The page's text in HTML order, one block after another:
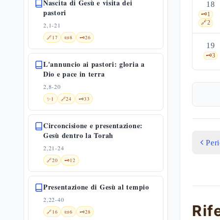
Nascita di Gesù e visita dei
pastori
2,1-21
🔗17 📜8 🗝️26
L'annuncio ai pastori: gloria a
Dio e pace in terra
2,8-20
✨1 🔗24 🗝️33
Circoncisione e presentazione:
Gesù dentro la Torah
2,21-24
🔗20 🗝️12
Presentazione di Gesù al tempio
2,22-40
🔗16 📜6 🗝️28
18
🗝️1
🔗2
19
🗝️3